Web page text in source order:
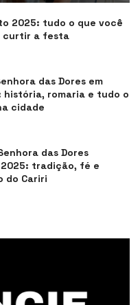
2025: tudo o que você
curtir a festa
das Dores em
romaria e tudo o
cidade
das Dores
tradição, fé e
do Cariri